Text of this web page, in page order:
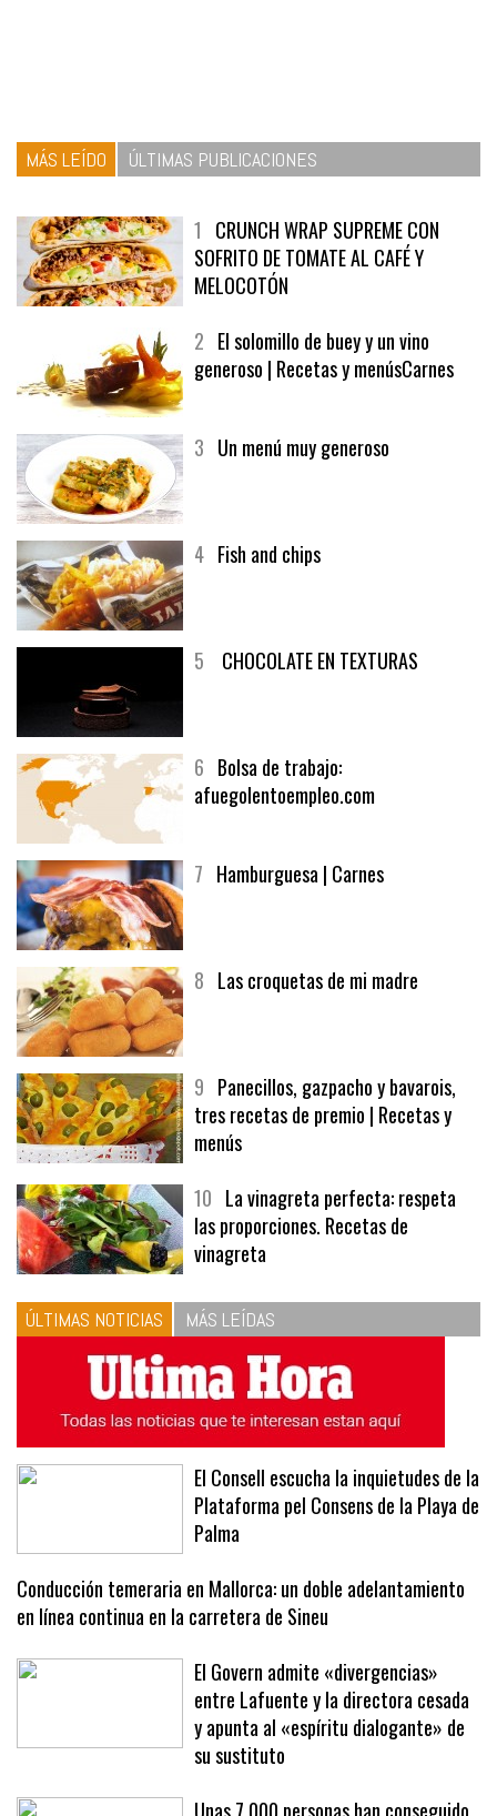
1CRUNCH WRAP SUPREME CON
SOFRITO DE TOMATE AL CAFÉ Y
MELOCOTÓN
2El solomillo de buey y un vino
6Bolsa de trabajo:
9Panecillos, gazpacho y bavarois,
tres recetas de premio | Recetas y
menús
10La vinagreta perfecta: respeta
las proporciones. Recetas de
vinagreta
ÚLTIMAS NOTICIAS MÁS LEÍDAS
El Consell escucha la inquietudes de la
Plataforma pel Consens de la Playa de
Palma
Conducción temeraria en Mallorca: un doble adelantamiento
en línea continua en la carretera de Sineu
El Govern admite «divergencias»
entre Lafuente y la directora cesada
y apunta al «espíritu dialogante» de
su sustituto